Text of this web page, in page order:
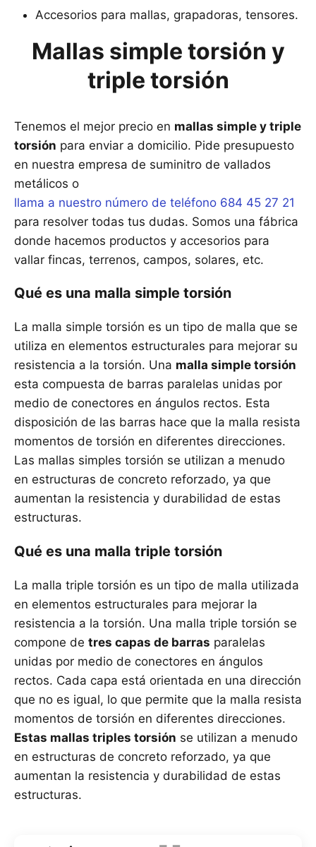
Accesorios para mallas, grapadoras, tensores.
Mallas simple torsión y
triple torsión
Tenemos el mejor precio en mallas simple y triple
torsión para enviar a domicilio. Pide presupuesto
en nuestra empresa de suminitro de vallados
metálicos o
llama a nuestro número de teléfono 684 45 27 21
para resolver todas tus dudas. Somos una fábrica
donde hacemos productos y accesorios para
vallar fincas, terrenos, campos, solares, etc.
Qué es una malla simple torsión
La malla simple torsión es un tipo de malla que se
utiliza en elementos estructurales para mejorar su
resistencia a la torsión. Una malla simple torsión
esta compuesta de barras paralelas unidas por
medio de conectores en ángulos rectos. Esta
disposición de las barras hace que la malla resista
momentos de torsión en diferentes direcciones.
Las mallas simples torsión se utilizan a menudo
en estructuras de concreto reforzado, ya que
aumentan la resistencia y durabilidad de estas
estructuras.
Qué es una malla triple torsión
La malla triple torsión es un tipo de malla utilizada
en elementos estructurales para mejorar la
resistencia a la torsión. Una malla triple torsión se
compone de tres capas de barras paralelas
unidas por medio de conectores en ángulos
rectos. Cada capa está orientada en una dirección
que no es igual, lo que permite que la malla resista
momentos de torsión en diferentes direcciones.
Estas mallas triples torsión se utilizan a menudo
en estructuras de concreto reforzado, ya que
aumentan la resistencia y durabilidad de estas
estructuras.